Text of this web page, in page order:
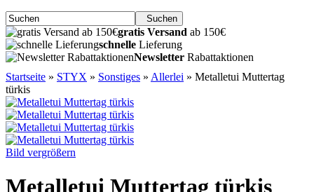
Suchen
gratis Versand ab 150€
schnelle Lieferung
Newsletter Rabattaktionen
Startseite » STYX » Sonstiges » Allerlei » Metalletui Muttertag
türkis
Bild vergrößern
Metalletui Muttertag türkis